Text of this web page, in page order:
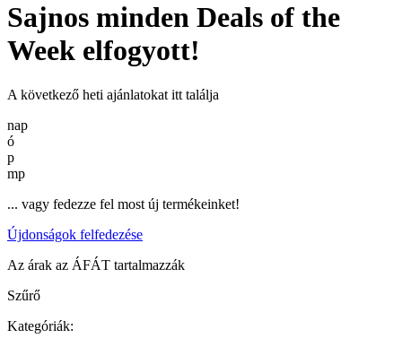
Sajnos minden Deals of the
Week elfogyott!
A következő heti ajánlatokat itt találja
nap
ó
p
mp
... vagy fedezze fel most új termékeinket!
Újdonságok felfedezése
Az árak az ÁFÁT tartalmazzák
Szűrő
Kategóriák: